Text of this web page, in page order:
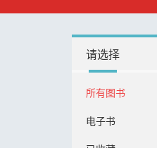
请选择
所有图书
电子书